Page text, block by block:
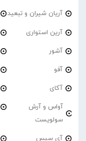
آریان شیران و تبعید
آرین استواری
آشور
آفو
آکای
آواس و آرش
سولویست
آی سیس